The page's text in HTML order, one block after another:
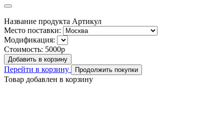
Название продукта Артикул
Место поставки:
Модификация:
Стоимость: 5000р
Добавить в корзину
Перейти в корзину Продолжить покупки
Товар добавлен в корзину